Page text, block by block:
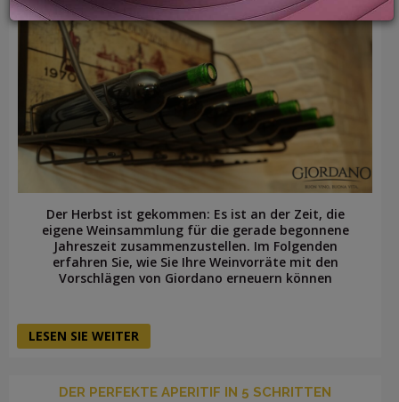
LOGIN
Der Herbst ist gekommen: Es ist an der Zeit, die
eigene Weinsammlung für die gerade begonnene
Jahreszeit zusammenzustellen. Im Folgenden
erfahren Sie, wie Sie Ihre Weinvorräte mit den
Vorschlägen von Giordano erneuern können
LESEN SIE WEITER
DER PERFEKTE APERITIF IN 5 SCHRITTEN